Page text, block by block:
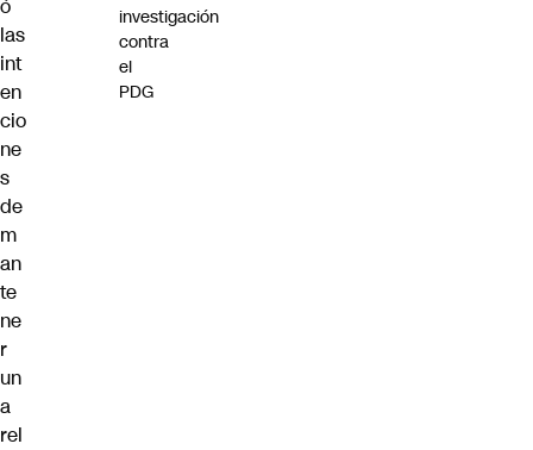
ó
las
int
en
cio
ne
s
de
m
an
te
ne
r
un
a
rel
investigación
contra
el
PDG